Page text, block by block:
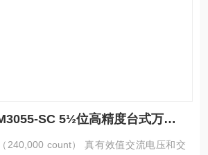
SDM3055/SDM3055-SC 5½位高精度台式万用表
240,000 count） 真有效值交流电压和交